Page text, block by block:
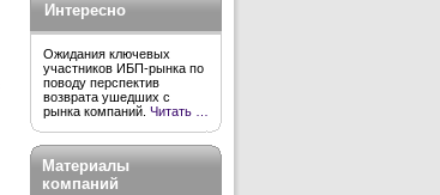
Интересно
Ожидания ключевых
участников ИБП-рынка по
поводу перспектив
возврата ушедших с
рынка компаний. Читать …
Материалы
компаний